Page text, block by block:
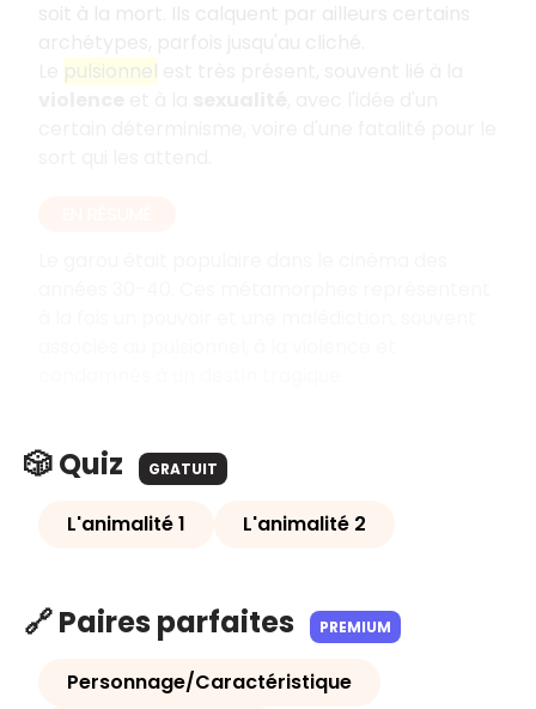
🎲 Quiz GRATUIT
L'animalité 1 L'animalité 2
🔗 Paires parfaites PREMIUM
Personnage/Caractéristique